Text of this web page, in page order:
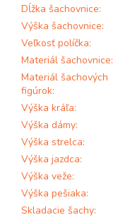
Dĺžka šachovnice:
Výška šachovnice:
Veľkosť políčka:
Materiál šachovnice:
Materiál šachových
figúrok:
Výška kráľa:
Výška dámy:
Výška strelca:
Výška jazdca:
Výška veže:
Výška pešiaka:
Skladacie šachy: